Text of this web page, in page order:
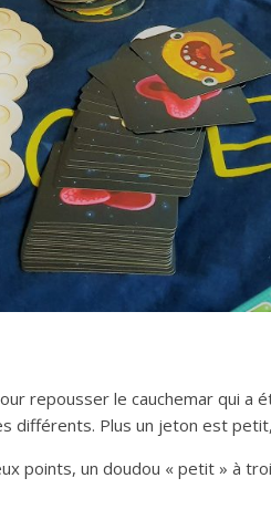
repousser le cauchemar qui a
Plus un jeton est
points, un doudou « petit » à